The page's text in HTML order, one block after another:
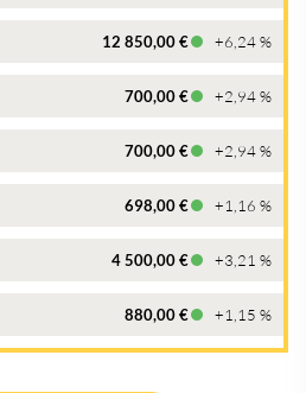
12 850,00 € +6,24 %
700,00 € +2,94 %
700,00 € +2,94 %
698,00 € +1,16 %
4 500,00 € +3,21 %
880,00 € +1,15 %